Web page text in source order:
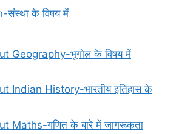
के विषय में
Geography-भूगोल के विषय में
Indian History-भारतीय इतिहास के
Maths-गणित के बारे में जागरूकता